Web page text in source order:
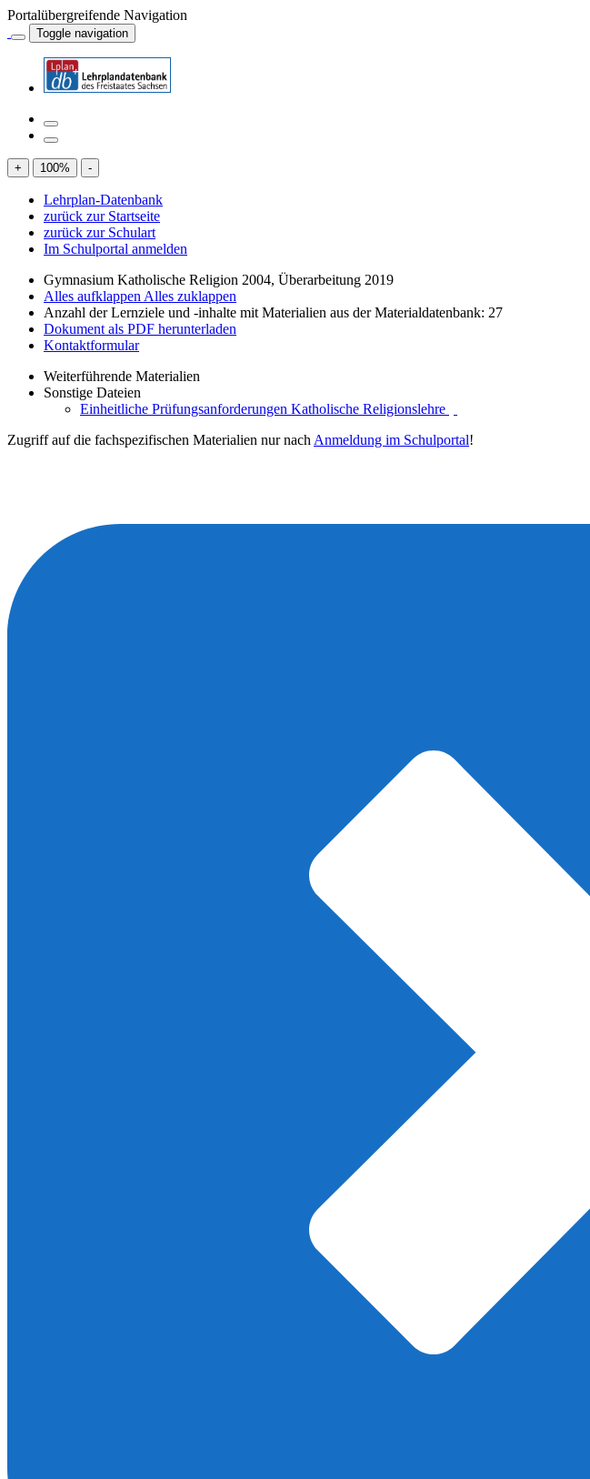
Portalübergreifende Navigation
Toggle navigation
+ 100% -
Lehrplan-Datenbank
zurück zur Startseite
zurück zur Schulart
Im Schulportal anmelden
Gymnasium Katholische Religion 2004, Überarbeitung 2019
Alles aufklappen Alles zuklappen
Anzahl der Lernziele und -inhalte mit Materialien aus der Materialdatenbank: 27
Dokument als PDF herunterladen
Kontaktformular
Weiterführende Materialien
Sonstige Dateien
Einheitliche Prüfungsanforderungen Katholische Religionslehre
Zugriff auf die fachspezifischen Materialien nur nach Anmeldung im Schulportal!